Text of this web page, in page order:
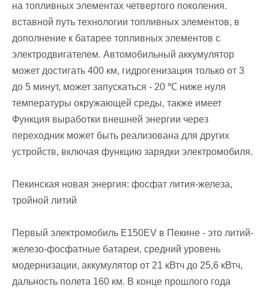
на топливных элементах четвертого поколения.
вставной путь технологии топливных элементов, в
дополнение к батарее топливных элементов с
электродвигателем. Автомобильный аккумулятор
может достигать 400 км, гидрогенизация только от 3
до 5 минут, может запускаться - 20 ℃ ниже нуля
температуры окружающей среды, также имеет
Функция выработки внешней энергии через
переходник может быть реализована для других
устройств, включая функцию зарядки электромобиля.
Пекинская новая энергия: фосфат лития-железа,
тройной литий
Первый электромобиль E150EV в Пекине - это литий-
железо-фосфатные батареи, средний уровень
модернизации, аккумулятор от 21 кВтч до 25,6 кВтч,
дальность полета 160 км. В конце прошлого года